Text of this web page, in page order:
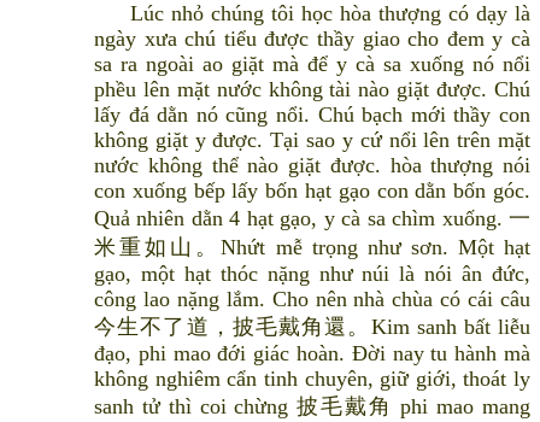
Lúc nhỏ chúng tôi học hòa thượng có dạy là
ngày xưa chú tiểu được thầy giao cho đem y cà
sa ra ngoài ao giặt mà để y cà sa xuống nó nổi
phều lên mặt nước không tài nào giặt được. Chú
lấy đá dằn nó cũng nổi. Chú bạch mới thầy con
không giặt y được. Tại sao y cứ nổi lên trên mặt
nước không thể nào giặt được. hòa thượng nói
con xuống bếp lấy bốn hạt gạo con dằn bốn góc.
Quả nhiên dằn 4 hạt gạo, y cà sa chìm xuống. 一
米重如山。Nhứt mễ trọng như sơn. Một hạt
gạo, một hạt thóc nặng như núi là nói ân đức,
công lao nặng lắm. Cho nên nhà chùa có cái câu
今生不了道，披毛戴角還。Kim sanh bất liễu
đạo, phi mao đới giác hoàn. Đời nay tu hành mà
không nghiêm cẩn tinh chuyên, giữ giới, thoát ly
sanh tử thì coi chừng 披毛戴角 phi mao mang